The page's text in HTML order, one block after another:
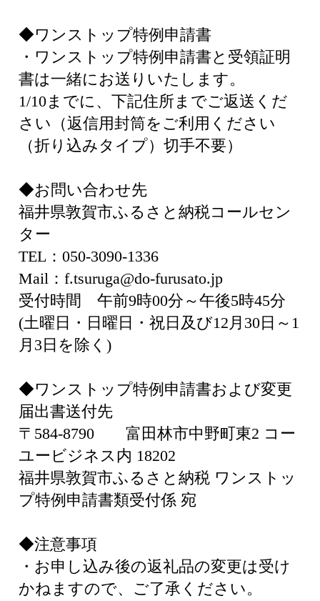
◆ワンストップ特例申請書
・ワンストップ特例申請書と受領証明
書は一緒にお送りいたします。
1/10までに、下記住所までご返送くだ
さい（返信用封筒をご利用ください
（折り込みタイプ）切手不要）
◆お問い合わせ先
福井県敦賀市ふるさと納税コールセン
ター
TEL：050-3090-1336
Mail：f.tsuruga@do-furusato.jp
受付時間 午前9時00分～午後5時45分
(土曜日・日曜日・祝日及び12月30日～1
月3日を除く)
◆ワンストップ特例申請書および変更
届出書送付先
〒584-8790 富田林市中野町東2 コー
ユービジネス内 18202
福井県敦賀市ふるさと納税 ワンストッ
プ特例申請書類受付係 宛
◆注意事項
・お申し込み後の返礼品の変更は受け
かねますので、ご了承ください。